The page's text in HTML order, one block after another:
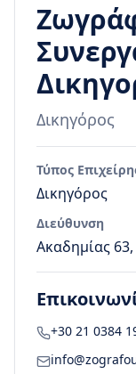
Δικηγόρος
Τύπος
Δικηγόρος
Διεύθυνση
Ακαδημίας
+30 21 0384